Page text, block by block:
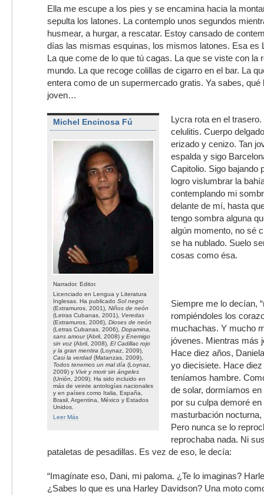
Ella me escupe a los pies y se encamina hacia la
sepulta los latones. La contemplo unos segundos
husmear, a hurgar, a rescatar. Estoy cansado de
días las mismas esquinas, los mismos latones. Esa es
La que come de lo que tú cagas. La que se viste con la
mundo. La que recoge colillas de cigarro en el bar. La
entera como de un supermercado gratis. Ya sabes, qué
joven…
Michel Encinosa Fú
Narrador. Editor.
Licenciado en Lengua y Literatura
Inglesas. Ha publicado Sol negro
(Extramuros, 2001), Niños de neón
(Letras Cubanas, 2001), Veredas
(Extramuros, 2006), Dioses de neón
(Letras Cubanas, 2006), Dopamina,
sans amour(Abril, 2008) y Enemigo
sin voz (Abril, 2008), El Cadillac rojo
y la gran mentira (Loynaz, 2009),
Casi la verdad (Matanzas, 2009),
Todos tenemos un mal día (Loynaz,
2009) y Vivir y morir sin ángeles
(Unión, 2009). Ha sido incluido en
más de veinte antologías nacionales
y en países como Italia, España,
Brasil, Argentina, México y Estados
Unidos.
Leer Más
Lycra rota en el
celulitis. Cuerpo
erizado y cenizo. Tan
espalda y sigo
Capitolio. Sigo bajando
logro vislumbrar la
contemplando mi
delante de mí, hasta
tengo sombra alguna
algún momento, no sé
se ha nublado. Suelo
cosas como ésa.
Siempre me lo decían,
rompiéndoles los
muchachas. Y mucho
jóvenes. Mientras más
Hace diez años,
yo diecisiete. Hace
teníamos hambre.
de solar, dormíamos
por su culpa demoré
masturbación
Pero nunca se lo
reprochaba nada. Ni
pataletas de pesadillas. Es vez de eso, le decía:
“Imagínate eso, Dani, mi paloma. ¿Te lo imaginas?
¿Sabes lo que es una Harley Davidson? Una moto